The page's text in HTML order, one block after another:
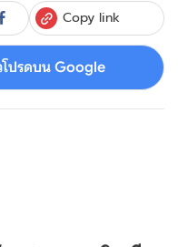
Copy link
โปรดบน Google